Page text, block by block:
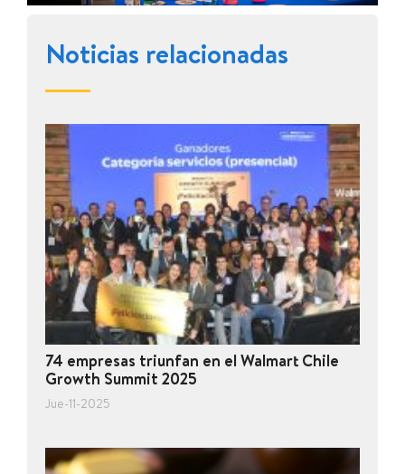
Noticias relacionadas
74 empresas triunfan en el Walmart Chile
Growth Summit 2025
Jue-11-2025